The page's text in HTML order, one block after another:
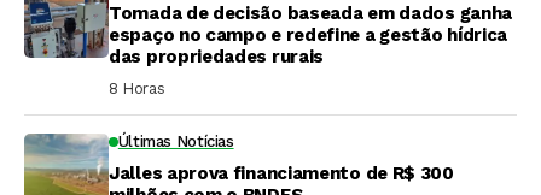
Tomada de decisão baseada em dados ganha
espaço no campo e redefine a gestão hídrica
das propriedades rurais
8 Horas ⁮
Últimas Notícias
Jalles aprova financiamento de R$ 300